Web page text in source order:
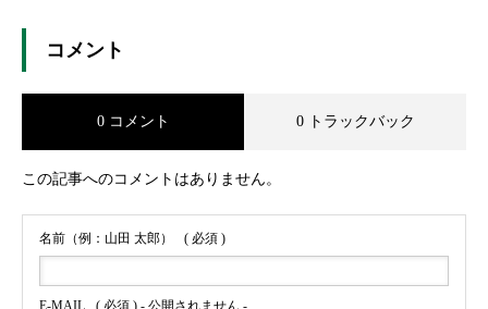
コメント
0 コメント 0 トラックバック
この記事へのコメントはありません。
名前（例：山田 太郎） ( 必須 )
E-MAIL ( 必須 ) - 公開されません -